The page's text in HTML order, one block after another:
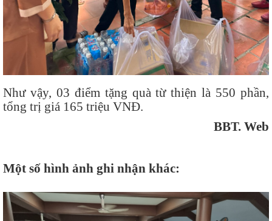
Như vậy, 03 điểm tặng quà từ thiện là 550 phần,
tổng trị giá 165 triệu VNĐ.
BBT. Web
Một số hình ảnh ghi nhận khác: